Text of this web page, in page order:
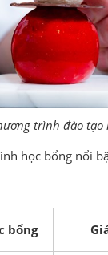
trình đào tạo
học bổng nổi
bổng